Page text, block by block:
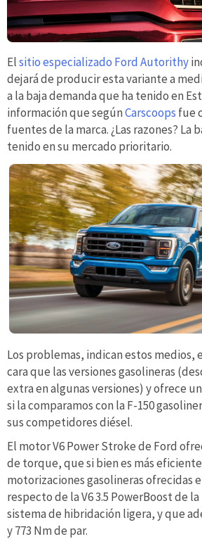
Elsitio especializado Ford Autorithy
dejará de producir esta variante a
a la baja demanda que ha tenido en
información que segúnCarscoops fue
fuentes de la marca. ¿Las razones? La
tenido en su mercado prioritario.
Los problemas, indican estos medios,
cara que las versiones gasolineras
extra en algunas versiones) y ofrece
si la comparamos con la F-150
sus competidores diésel.
El motor V6 Power Stroke de Ford
de torque, que si bien es más
motorizaciones gasolineras ofrecidas
respecto de la V6 3.5 PowerBoost de
sistema de hibridación ligera, y que
y 773 Nm de par.